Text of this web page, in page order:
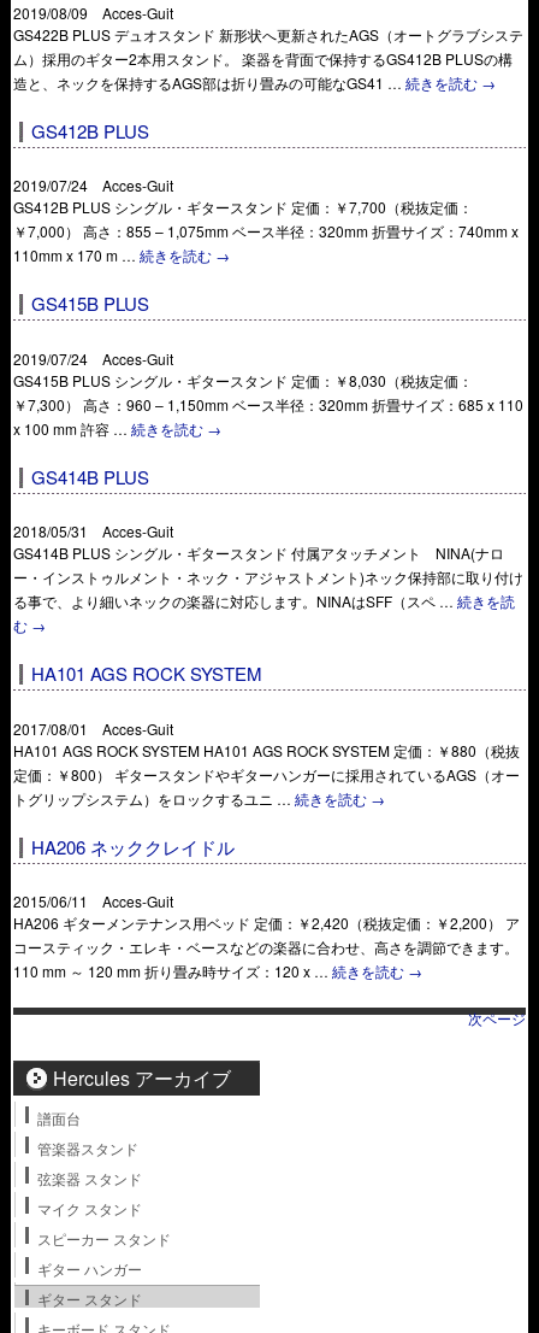
2019/08/09 Acces-Guit
GS422B PLUS デュオスタンド 新形状へ更新されたAGS（オートグラブシステ
ム）採用のギター2本用スタンド。 楽器を背面で保持するGS412B PLUSの構
造と、ネックを保持するAGS部は折り畳みの可能なGS41 …続きを読む →
GS412B PLUS
2019/07/24 Acces-Guit
GS412B PLUS シングル・ギタースタンド 定価：￥7,700（税抜定価：
￥7,000） 高さ：855 – 1,075mm ベース半径：320mm 折畳サイズ：740mm x
110mm x 170 m …続きを読む →
GS415B PLUS
2019/07/24 Acces-Guit
GS415B PLUS シングル・ギタースタンド 定価：￥8,030（税抜定価：
￥7,300） 高さ：960 – 1,150mm ベース半径：320mm 折畳サイズ：685 x 110
x 100 mm 許容 …続きを読む →
GS414B PLUS
2018/05/31 Acces-Guit
GS414B PLUS シングル・ギタースタンド 付属アタッチメント NINA(ナロ
ー・インストゥルメント・ネック・アジャストメント)ネック保持部に取り付け
る事で、より細いネックの楽器に対応します。NINAはSFF（スペ …続きを読
む →
HA101 AGS ROCK SYSTEM
2017/08/01 Acces-Guit
HA101 AGS ROCK SYSTEM HA101 AGS ROCK SYSTEM 定価：￥880（税抜
定価：￥800） ギタースタンドやギターハンガーに採用されているAGS（オー
トグリップシステム）をロックするユニ …続きを読む →
HA206 ネッククレイドル
2015/06/11 Acces-Guit
HA206 ギターメンテナンス用ベッド 定価：￥2,420（税抜定価：￥2,200） ア
コースティック・エレキ・ベースなどの楽器に合わせ、高さを調節できます。
110 mm ～ 120 mm 折り畳み時サイズ：120 x …続きを読む →
次ページ
Hercules アーカイブ
譜面台
管楽器スタンド
弦楽器 スタンド
マイク スタンド
スピーカー スタンド
ギター ハンガー
ギター スタンド
キーボード スタンド